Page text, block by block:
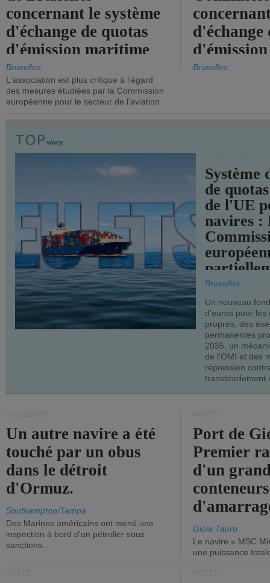
concernant le système
d'échange de quotas
d'émission maritime
de l'UE.
Bruxelles
L'association est plus critique à l'égard
des mesures étudiées par la Commission
européenne pour le secteur de l'aviation
d'échange
timide,
Bruxelles
Système
de
de l'UE
navires :
Bruxelles
Un nouveau
d'euros pour les
propres, des
permanentes
2035, un
de l'OMI et des
répression
transbordement
Un autre navire a été
touché par un obus
dans le détroit
d'Ormuz.
Southampton/Tampa
Des Marines américains ont mené une
inspection à bord d'un pétrolier sous
sanctions.
Port de
Premier
d'un
Gioia Tauro
Le navire « MSC
une puissance